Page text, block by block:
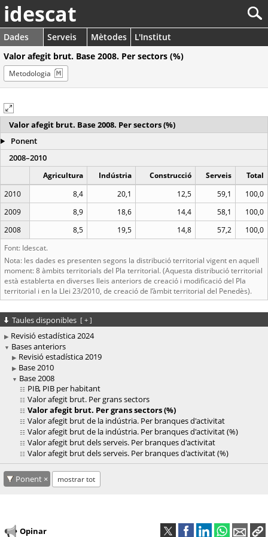
idescat
Dades Serveis Mètodes
L'Institut
Valor afegit brut. Base 2008. Per sectors (%)
Metodologia
Valor afegit brut. Base 2008. Per sectors (%)
Ponent
2008–2010
Agricultura Indústria Construcció Serveis
Total
2010
8,4 20,1 12,5 59,1
100,0
2009
8,9 18,6 14,4 58,1
100,0
2008
8,5 19,5 14,8 57,2
100,0
Font: Idescat.
Nota: les dades es presenten segons la distribució territorial vigent en aquell
moment: 8 àmbits territorials del Pla territorial. (Aquesta distribució territorial
està establerta en diverses lleis anteriors de creació i modificació del Pla
territorial i en la Llei 23/2010, de creació de l’àmbit territorial del Penedès).
Taules disponibles [ + ]
Revisió estadística 2024
Bases anteriors
Revisió estadística 2019
Base 2010
Base 2008
PIB, PIB per habitant
Valor afegit brut. Per grans sectors
Valor afegit brut. Per grans sectors (%)
Valor afegit brut de la indústria. Per branques d'activitat
Valor afegit brut de la indústria. Per branques d'activitat (%)
Valor afegit brut dels serveis. Per branques d'activitat
Valor afegit brut dels serveis. Per branques d'activitat (%)
Ponent mostrar tot
Opinar